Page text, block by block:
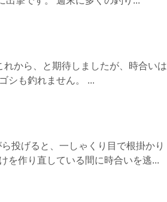
から、と期待しましたが、時合いは
シも釣れません。 ...
投げると、一しゃくり目で根掛かり
を作り直している間に時合いを逃...